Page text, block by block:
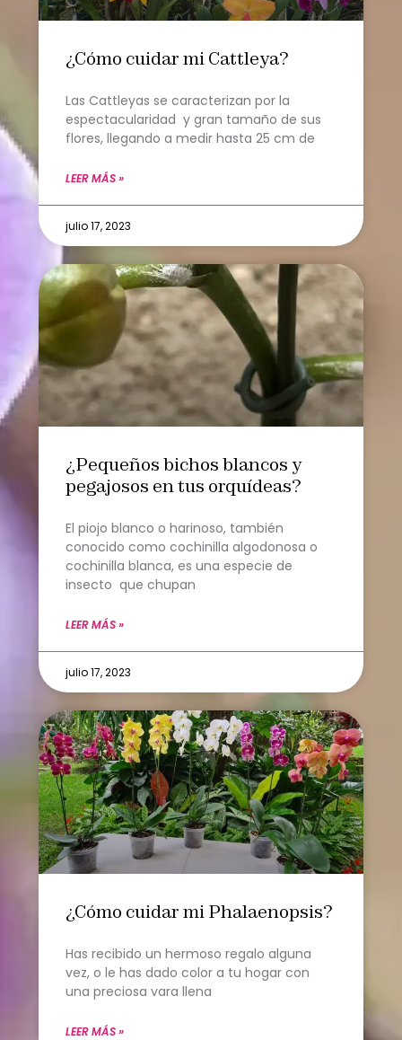
¿Cómo cuidar mi Cattleya?
Las Cattleyas se caracterizan por la
espectacularidad y gran tamaño de sus
flores, llegando a medir hasta 25 cm de
LEER MÁS »
julio 17, 2023
¿Pequeños bichos blancos y
pegajosos en tus orquídeas?
El piojo blanco o harinoso, también
conocido como cochinilla algodonosa o
cochinilla blanca, es una especie de
insecto que chupan
LEER MÁS »
julio 17, 2023
¿Cómo cuidar mi Phalaenopsis?
Has recibido un hermoso regalo alguna
vez, o le has dado color a tu hogar con
una preciosa vara llena
LEER MÁS »